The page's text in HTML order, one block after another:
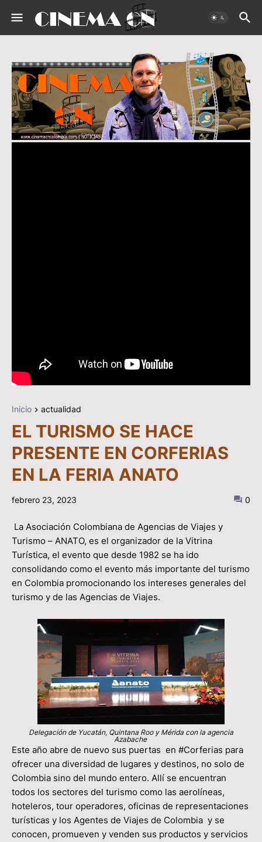
Inicio actualidad
EL TURISMO SE HACE
PRESENTE EN CORFERIAS
EN LA FERIA ANATO
febrero 23, 2023 0
La Asociación Colombiana de Agencias de Viajes y
Turismo – ANATO, es el organizador de la Vitrina
Turística, el evento que desde 1982 se ha ido
consolidando como el evento más importante del turismo
en Colombia promocionando los intereses generales del
turismo y de las Agencias de Viajes.
Delegación de Yucatán, Quintana Roo y Mérida con la agencia
Azabache
Este año abre de nuevo sus puertas en #Corferias para
ofrecer una diversidad de lugares y destinos, no solo de
Colombia sino del mundo entero. Allí se encuentran
todos los sectores del turismo como las aerolíneas,
hoteleros, tour operadores, oficinas de representaciones
turísticas y los Agentes de Viajes de Colombia y se
conocen, promueven y venden sus productos y servicios